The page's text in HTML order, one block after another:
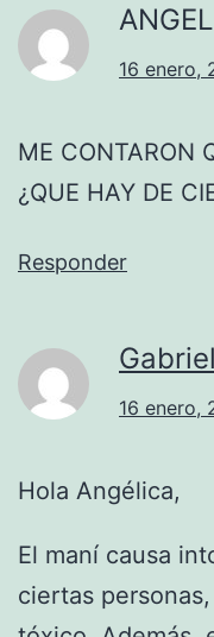
16 enero,
ME CONTARON
¿QUE HAY DE
Responder
16 enero,
Hola Angélica,
El maní causa
ciertas